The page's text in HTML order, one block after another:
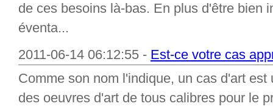
de ces besoins là-bas. En plus d'être bien
éventa...
2011-06-14 06:12:55 - Est-ce votre cas
Comme son nom l'indique, un cas d'art
des oeuvres d'art de tous calibres pour le